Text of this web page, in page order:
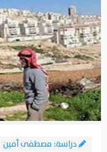
دراسة: مصطفى أمين